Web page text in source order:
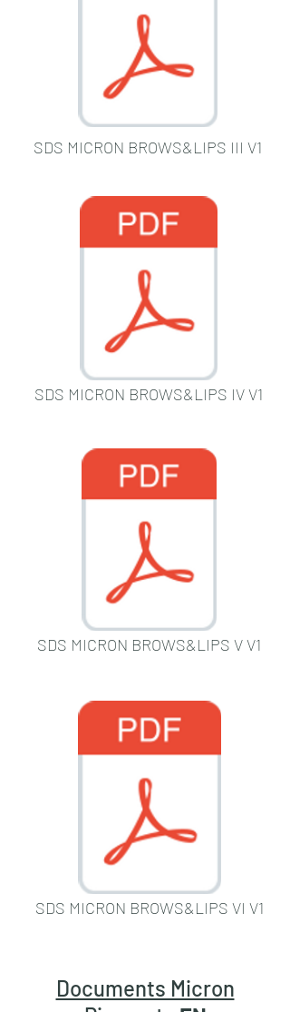
SDS MICRON BROWS&LIPS III V1
SDS MICRON BROWS&LIPS IV V1
SDS MICRON BROWS&LIPS V V1
SDS MICRON BROWS&LIPS VI V1
Documents Micron